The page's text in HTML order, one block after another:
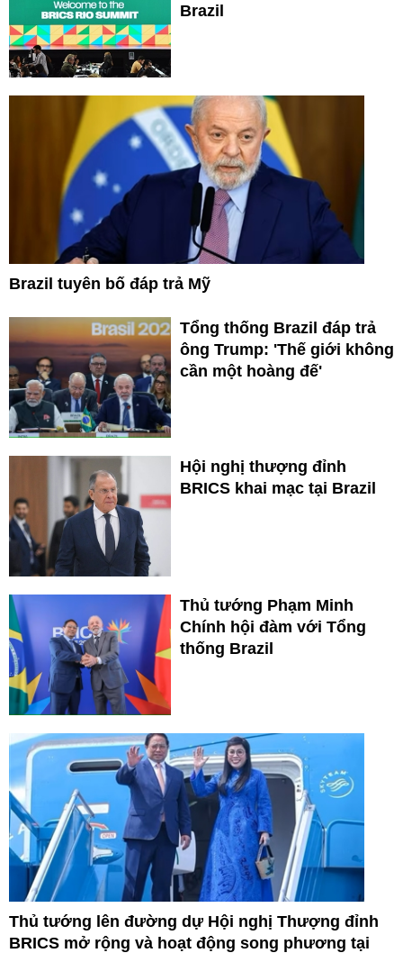
Brazil
Brazil tuyên bố đáp trả Mỹ
Tổng thống Brazil đáp trả
ông Trump: 'Thế giới không
cần một hoàng đế'
Hội nghị thượng đỉnh
BRICS khai mạc tại Brazil
Thủ tướng Phạm Minh
Chính hội đàm với Tổng
thống Brazil
Thủ tướng lên đường dự Hội nghị Thượng đỉnh
BRICS mở rộng và hoạt động song phương tại